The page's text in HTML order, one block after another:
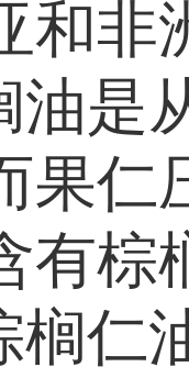
和非
油是
果仁
有棕
榈仁